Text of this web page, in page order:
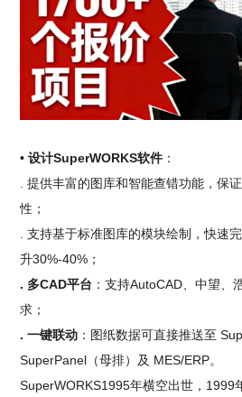
• 设计SuperWORKS软件 ：
. 提供丰富的图库和智能查错功能，保
性；
. 支持基于标准图库的模块绘制，快速
升30%-40%；
. 多CAD平台 ：支持AutoCAD、中望、
求；
. 一键联动 ：图纸数据可直接推送至
SuperPanel（母排）及 MES/ERP。
SuperWORKS1995年横空出世，1999